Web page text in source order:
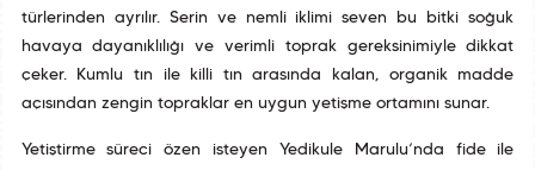
türlerinden ayrılır. Serin ve nemli iklimi seven bu bitki soğuk
havaya dayanıklılığı ve verimli toprak gereksinimiyle dikkat
çeker. Kumlu tın ile killi tın arasında kalan, organik madde
açısından zengin topraklar en uygun yetişme ortamını sunar.
Yetiştirme süreci özen isteyen Yedikule Marulu’nda fide ile